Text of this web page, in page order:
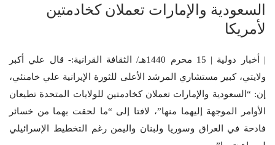
السعودية والإمارات تعملان كخادمتین
لأمريكا
| أخبار دولية | 15 محرم 1440هـ/ الثقافة القرانية:- قال علي أكبر
ولایتي، كبير مستشاري المرشد الأعلى للثورة الإيرانية علي خامنئي،
إن: “السعودية والإمارات تعملان كخادمتین للولايات المتحدة تطیعان
الأوامر الموجهة إلیهما منها”، لافتا إلی “ما لحقت بهما من خسائر
فادحة في العراق وسوریا ولبنان والیمن رغم التخطيط الإسرائيلي